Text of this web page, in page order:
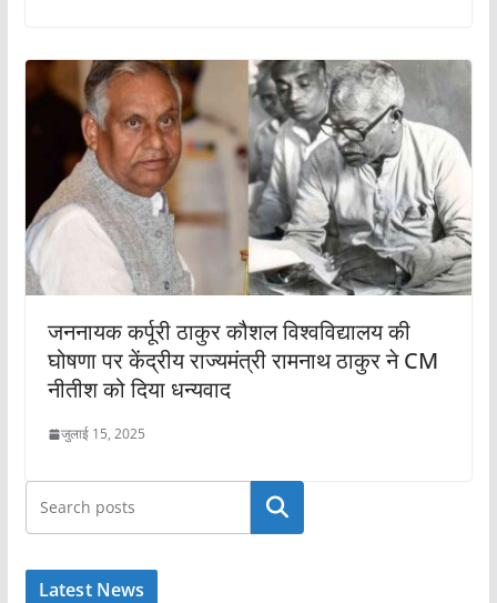
जननायक कर्पूरी ठाकुर कौशल विश्वविद्यालय की
घोषणा पर केंद्रीय राज्यमंत्री रामनाथ ठाकुर ने CM
नीतीश को दिया धन्यवाद
जुलाई 15, 2025
खोजें
Latest News